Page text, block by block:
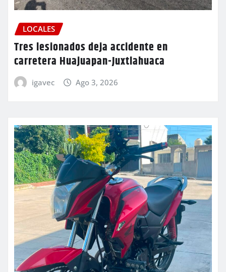
LOCALES
Tres lesionados deja accidente en
carretera Huajuapan-Juxtlahuaca
igavec Ago 3, 2026